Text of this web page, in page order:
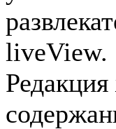
liveView.